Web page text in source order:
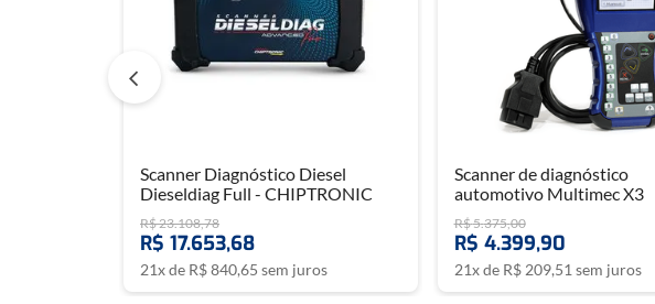
Scanner Diagnóstico Diesel
Dieseldiag Full - CHIPTRONIC
R$23.108,78
R$ 17.653,68
21x de R$840,65 sem juros
Scanner de diagnóstico
automotivo Multimec X3
R$5.375,00
R$ 4.399,90
21x de R$ 209,51 sem juros